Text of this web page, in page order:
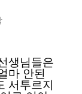
생님들은
마 안된
서투르지